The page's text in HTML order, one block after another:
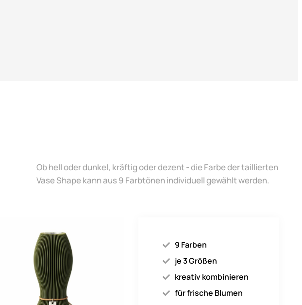
Ob hell oder dunkel, kräftig oder dezent - die Farbe der taillierten
Vase Shape kann aus 9 Farbtönen individuell gewählt werden.
9 Farben
je 3 Größen
kreativ kombinieren
für frische Blumen